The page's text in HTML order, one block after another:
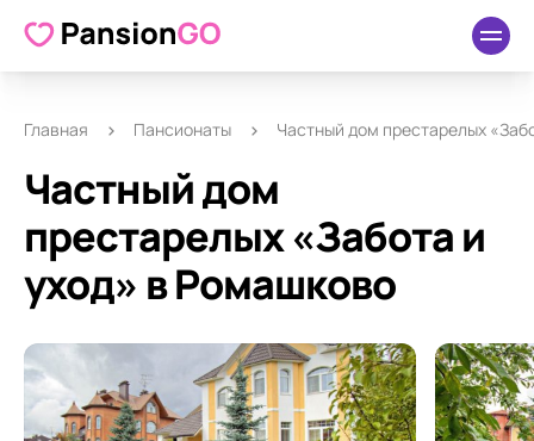
О пансионате Удобства Отзывы
Главная Пансионаты Частный дом престарелых
Частный дом
престарелых «Забота и
уход» в Ромашково